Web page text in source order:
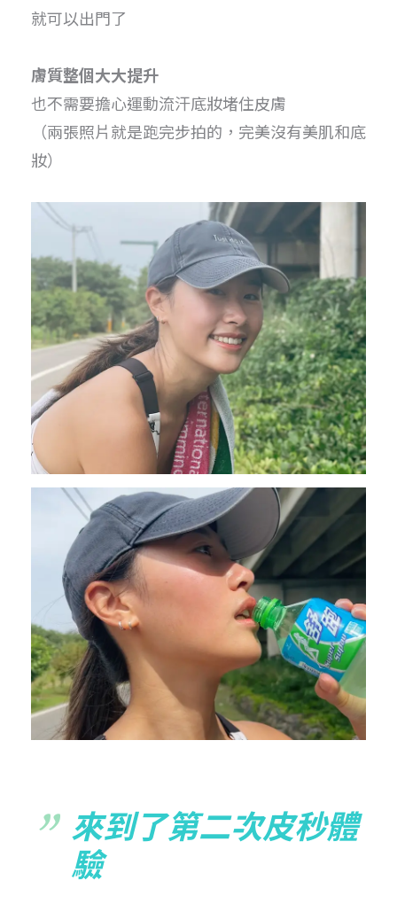
就可以出門了
膚質整個大大提升
也不需要擔心運動流汗底妝堵住皮膚
（兩張照片就是跑完步拍的，完美沒有美肌和底
妝）
來到了第二次皮秒體
驗